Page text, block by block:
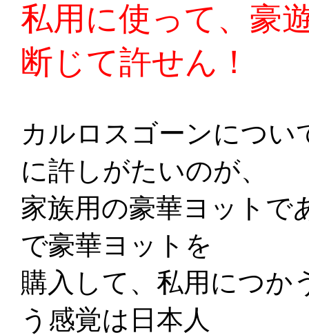
私用に使って、豪
断じて許せん！
カルロスゴーンについ
に許しがたいのが、
家族用の豪華ヨットで
で豪華ヨットを
購入して、私用につか
う感覚は日本人